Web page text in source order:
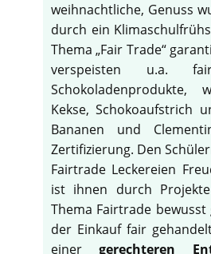
weihnachtliche, Genuss
durch ein
Thema „Fair Trade“
verspeisten u.a.
Schokoladenprodukte,
Kekse, Schokoaufstrich
Bananen und
Zertifizierung. Den
Fairtrade Leckereien
ist ihnen durch
Thema Fairtrade bewusst
der Einkauf fair
einergerechteren